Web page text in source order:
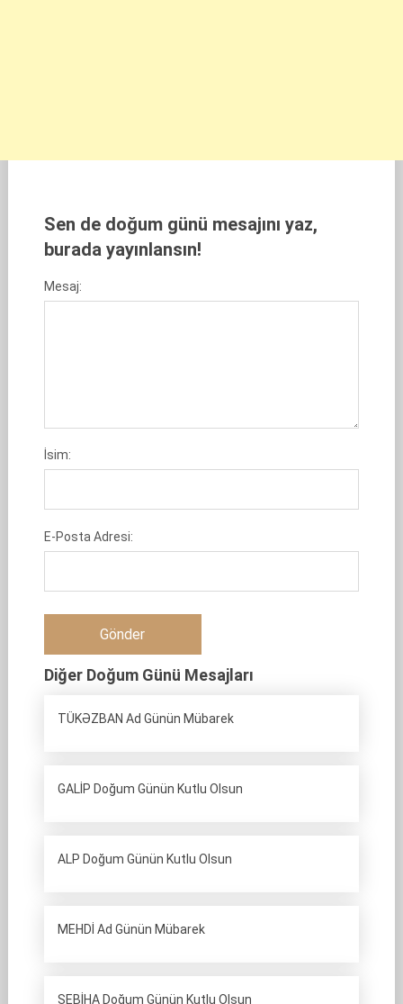
Sen de doğum günü mesajını yaz,
burada yayınlansın!
Mesaj:
İsim:
E-Posta Adresi:
Diğer Doğum Günü Mesajları
TÜKƏZBAN Ad Günün Mübarek
GALİP Doğum Günün Kutlu Olsun
ALP Doğum Günün Kutlu Olsun
MEHDİ Ad Günün Mübarek
SEBİHA Doğum Günün Kutlu Olsun